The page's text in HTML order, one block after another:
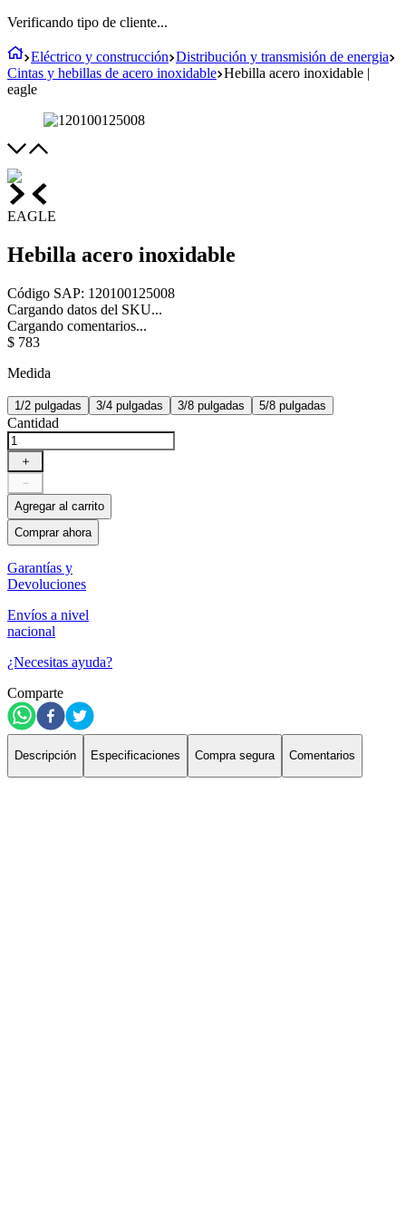
Verificando tipo de cliente...
Eléctrico y construcción Distribución y transmisión de energia
Cintas y hebillas de acero inoxidable Hebilla acero inoxidable |
eagle
EAGLE
Hebilla acero inoxidable
Código SAP: 120100125008
Cargando datos del SKU...
Cargando comentarios...
$ 783
Medida
1/2 pulgadas 3/4 pulgadas 3/8 pulgadas 5/8 pulgadas
Cantidad
＋
－
Agregar al carrito
Comprar ahora
Garantías y
Devoluciones
Envíos a nivel
nacional
¿Necesitas ayuda?
Comparte
Descripción Especificaciones Compra segura Comentarios